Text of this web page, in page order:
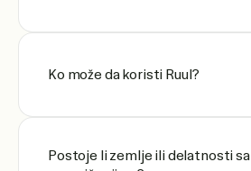
Ko može da koristi Ruul?
Postoje li zemlje ili delatnosti sa